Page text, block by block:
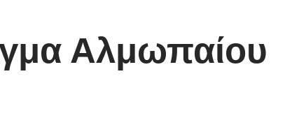
Αλμωπαίου